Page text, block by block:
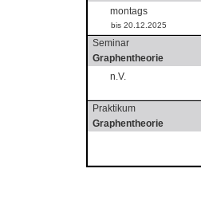
montags
bis 20.12.2025
Seminar
Graphentheorie
n.V.
Praktikum
Graphentheorie